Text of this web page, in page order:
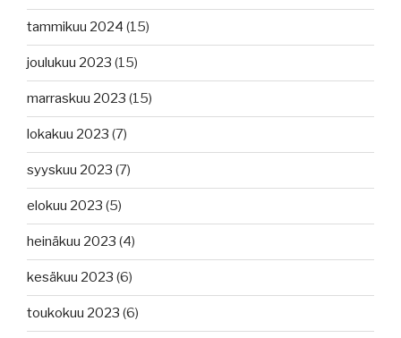
tammikuu 2024 (15)
joulukuu 2023 (15)
marraskuu 2023 (15)
lokakuu 2023 (7)
syyskuu 2023 (7)
elokuu 2023 (5)
heinäkuu 2023 (4)
kesäkuu 2023 (6)
toukokuu 2023 (6)